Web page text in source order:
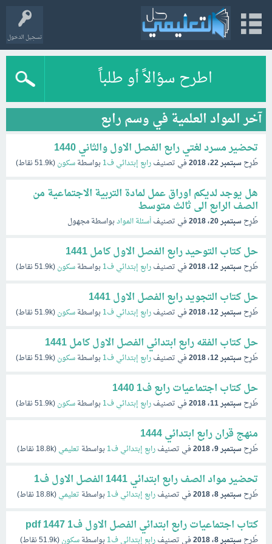
تسجيل الدخول
اطرح سؤالاً أو طلباً
آخر المواد العلمية في وسم رابع
تحضير مسرد لغتي رابع الفصل الاول والثاني 1440
طُرِح سبتمبر 22، 2018 في تصنيفرابع إبتدائي ف1 بواسطةسكون(
51.9kنقاط)
هل يوجد لديكم اوراق عمل لمادة التربية الاجتماعية من
الصف الرابع الى ثالث متوسط
طُرِح سبتمبر 20، 2018 في تصنيفأسئلة الموادبواسطةمجهول
حل كتاب التوحيد رابع الفصل الاول كامل 1441
طُرِح سبتمبر 12، 2018 في تصنيفرابع إبتدائي ف1 بواسطةسكون(
51.9kنقاط)
حل كتاب التجويد رابع الفصل الاول 1441
طُرِح سبتمبر 12، 2018 في تصنيفرابع إبتدائي ف1 بواسطةسكون(
51.9kنقاط)
حل كتاب الفقه رابع ابتدائي الفصل الاول كامل 1441
طُرِح سبتمبر 12، 2018 في تصنيفرابع إبتدائي ف1 بواسطةسكون(
51.9kنقاط)
حل كتاب اجتماعيات رابع ف1 1440
طُرِح سبتمبر 11، 2018 في تصنيفرابع إبتدائي ف1 بواسطةسكون(
51.9kنقاط)
منهج قران رابع ابتدائي 1444
طُرِح سبتمبر 9، 2018 في تصنيفرابع إبتدائي ف1 بواسطة تعليمي(
18.8kنقاط)
تحضير مواد الصف رابع ابتدائي 1441 الفصل الاول ف1
طُرِح سبتمبر 8، 2018 في تصنيفرابع إبتدائي ف1 بواسطة تعليمي(
18.8kنقاط)
كتاب اجتماعيات رابع ابتدائي الفصل الاول ف1 1447 pdf
طُرِح سبتمبر 8، 2018 في تصنيفرابع إبتدائي ف1 بواسطةسكون(
51.9kنقاط)